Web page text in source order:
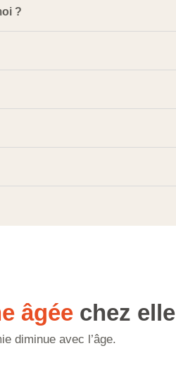
?
âgée chez elle
diminue avec l’âge.